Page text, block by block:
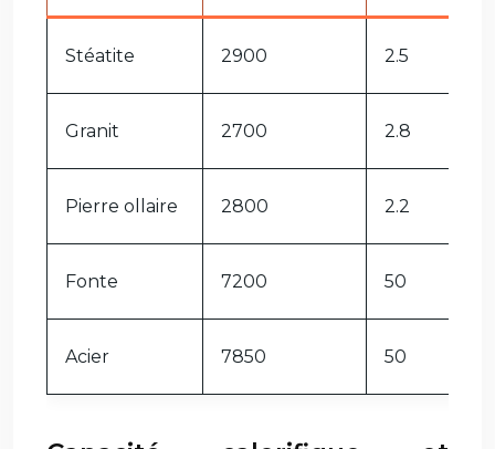
Stéatite 2900 2.5
Granit 2700 2.8
Pierre ollaire 2800 2.2
Fonte 7200 50
Acier 7850 50